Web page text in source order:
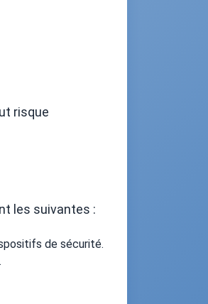
risque
les suivantes :
de sécurité.